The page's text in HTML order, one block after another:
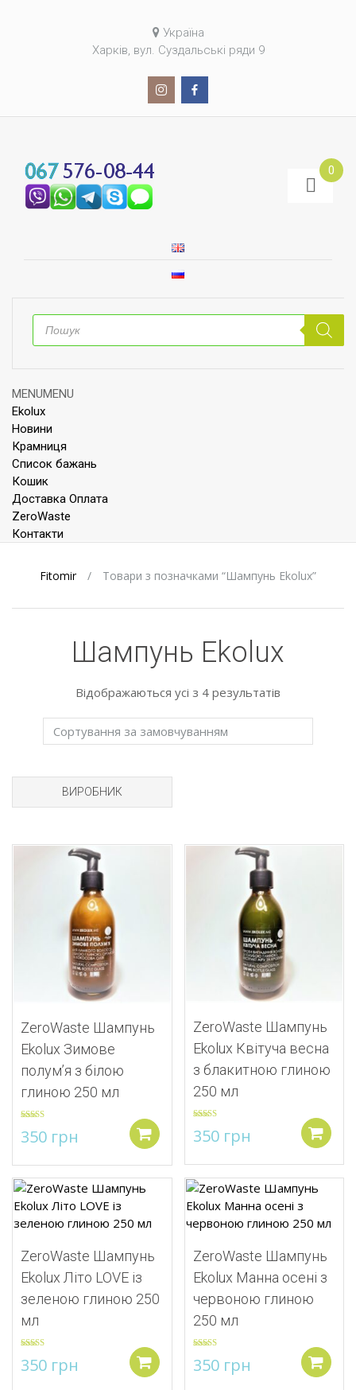
Україна
Харків, вул. Суздальські ряди 9
0
Пошук
товарів
Skip
to
content
MENUMENU
Ekolux
Новини
Крамниця
Список бажань
Кошик
Доставка Оплата
ZeroWaste
Контакти
Fitomir / Товари з позначками “Шампунь Ekolux”
Шампунь Ekolux
Відображаються усі з 4 результатів
ВИРОБНИК
ZeroWaste Шампунь
Ekolux Зимове
полум’я з білою
глиною 250 мл
5.00з 5
350 грн
Додати до списку бажань
ZeroWaste Шампунь
Ekolux Квітуча весна
з блакитною глиною
250 мл
5.00з 5
350 грн
Додати до
ZeroWaste Шампунь
Ekolux Літо LOVE із
зеленою глиною 250
мл
5.00з 5
350 грн
Додати до списку бажань
ZeroWaste Шампунь
Ekolux Манна осені з
червоною глиною
250 мл
5.00з 5
350 грн
Додати до